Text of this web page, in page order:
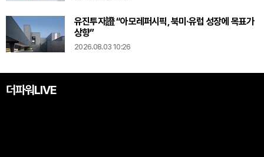
유진투자證 “아모레퍼시픽, 북미·유럽 성장에 목표가
상향”
2026.08.03 10:26
더파워LIVE